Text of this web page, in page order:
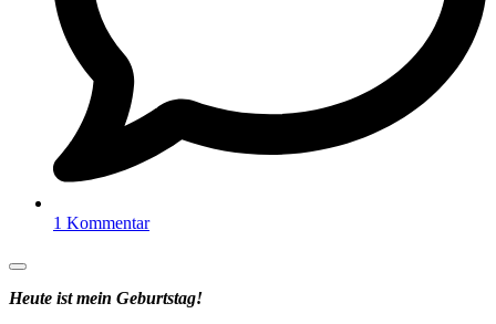
1 Kommentar
Heute ist mein Geburtstag!